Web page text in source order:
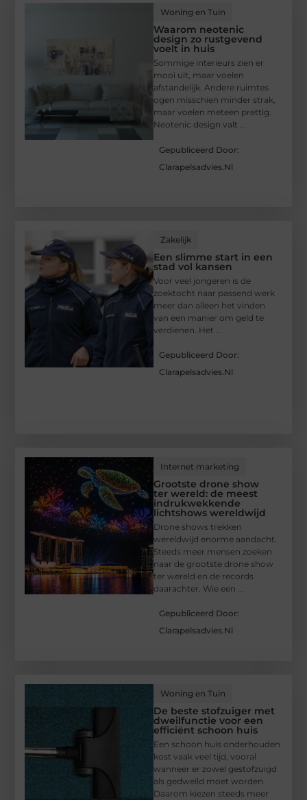
Woning en Tuin
Waarom neotenic
design zo rustgevend
voelt in huis
Sommige interieurs zien er
mooi uit, maar voelen
afstandelijk. Andere ruimtes
ogen misschien minder strak,
maar voelen meteen prettig.
Neotenic design valt ...
Gepubliceerd Door:
Clarapelsadvies.nl
Zakelijk
Een slimme start in een
stad vol kansen
Voor veel jongeren is de
zoektocht naar passend werk
meer dan alleen het vinden
van een manier om geld te
verdienen. Het ...
Gepubliceerd Door:
Clarapelsadvies.nl
Internet marketing
Grootste drone show
ter wereld: de meest
indrukwekkende
lichtshows wereldwijd
Drone shows trekken
wereldwijd enorme aandacht.
Steeds meer mensen zoeken
naar de grootste drone show
ter wereld en de records
daarachter. Wie een ...
Gepubliceerd Door:
Clarapelsadvies.nl
Woning en Tuin
De beste stofzuiger met
dweilfunctie voor een
efficiënt schoon huis
Een schoon huis onderhouden
kost vaak veel tijd, vooral
wanneer er zowel gestofzuigd
als gedweild moet worden.
Daarom kiezen steeds meer